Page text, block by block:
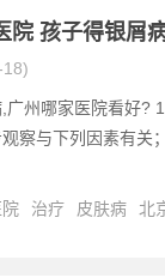
院 孩子得银屑
州哪家医院看好?
察与下列因素有关
院 治疗 皮肤病 北